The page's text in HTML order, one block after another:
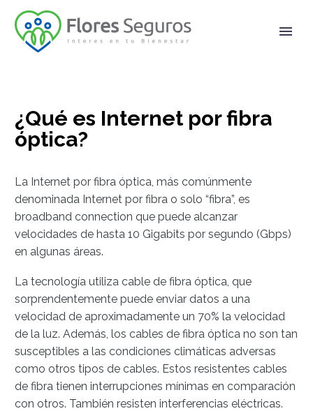
¿Qué es Internet por fibra
óptica?
La Internet por fibra óptica, más comúnmente
denominada Internet por fibra o solo “fibra”, es
broadband connection que puede alcanzar
velocidades de hasta 10 Gigabits por segundo (Gbps)
en algunas áreas.
La tecnología utiliza cable de fibra óptica, que
sorprendentemente puede enviar datos a una
velocidad de aproximadamente un 70% la velocidad
de la luz. Además, los cables de fibra óptica no son tan
susceptibles a las condiciones climáticas adversas
como otros tipos de cables. Estos resistentes cables
de fibra tienen interrupciones mínimas en comparación
con otros. También resisten interferencias eléctricas.